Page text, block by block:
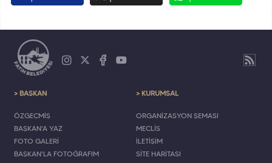
> BAŞKAN
ÖZGEÇMİŞ
BAŞKAN'A YAZ
FOTO GALERİ
BAŞKAN'LA FOTOĞRAFIM
> KURUMSAL
ORGANİZASYON ŞEMASI
MECLİS
İLETİŞİM
SİTE HARİTASI